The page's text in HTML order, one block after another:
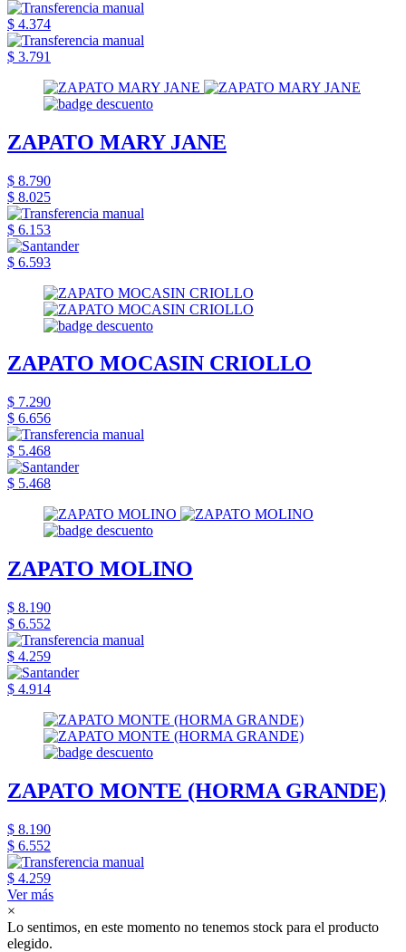
$ 4.374
$ 3.791
ZAPATO MARY JANE
$ 8.790
$ 8.025
$ 6.153
$ 6.593
ZAPATO MOCASIN CRIOLLO
$ 7.290
$ 6.656
$ 5.468
$ 5.468
ZAPATO MOLINO
$ 8.190
$ 6.552
$ 4.259
$ 4.914
ZAPATO MONTE (HORMA GRANDE)
$ 8.190
$ 6.552
$ 4.259
Ver más
×
Lo sentimos, en este momento no tenemos stock para el producto
elegido.